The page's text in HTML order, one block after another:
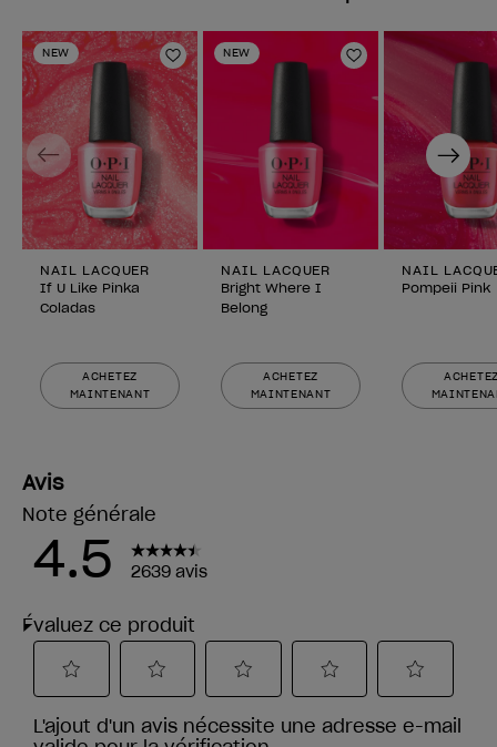
NEW
Ajouter aux favoris
NAIL LACQUER
If U Like Pinka
Coladas
ACHETEZ
MAINTENANT
NEW
Ajouter aux
NAIL LACQUER
Bright Where I
Belong
ACHETEZ
MAINTENANT
NAIL
Pompeii Pink
Previous Next